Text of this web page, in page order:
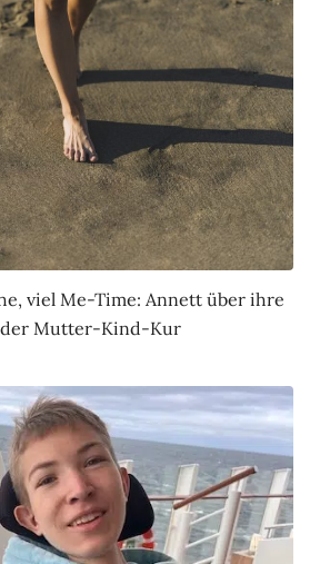
viel Me-Time: Annett über ihre
Mutter-Kind-Kur